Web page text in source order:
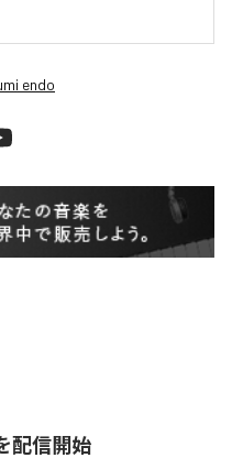
endo
配信開始